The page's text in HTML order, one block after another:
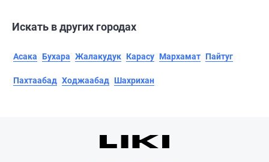
Искать в других городах
Асака Бухара Жалакудук Карасу Мархамат Пайтуг
Пахтаабад Ходжаабад Шахрихан